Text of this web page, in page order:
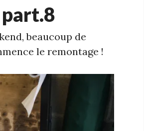
part.8
beaucoup de
le remontage !